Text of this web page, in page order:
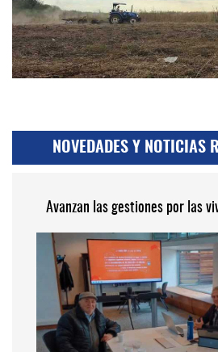
NOVEDADES Y NOTICIAS
Avanzan las gestiones por las